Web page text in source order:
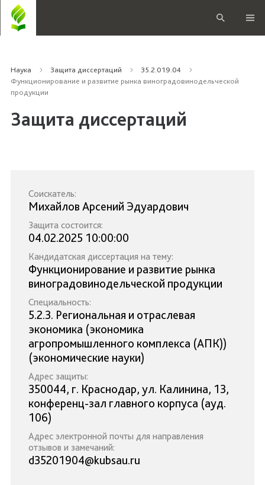
Наука Защита диссертаций
35.2.019.04
Функционирование и развитие рынка виноградовинодельческой
продукции
Защита диссертаций
Соискатель:
Михайлов Арсений Эдуардович
Защита состоится:
04.02.2025 10:00:00
Кандидатская диссертация на тему:
Функционирование и развитие рынка
виноградовинодельческой продукции
Специальность:
5.2.3. Региональная и отраслевая
экономика (экономика
агропромышленного комплекса (АПК))
(экономические науки)
Адрес защиты:
350044, г. Краснодар, ул. Калинина, 13,
конференц-зал главного корпуса (ауд.
106)
Адрес электронной почты для направления
отзывов и замечаний:
d35201904@kubsau.ru